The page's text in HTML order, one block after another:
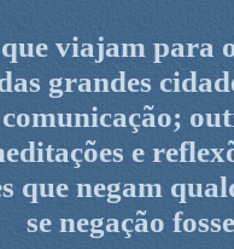
viajam para
grandes
e
que negam
se negação